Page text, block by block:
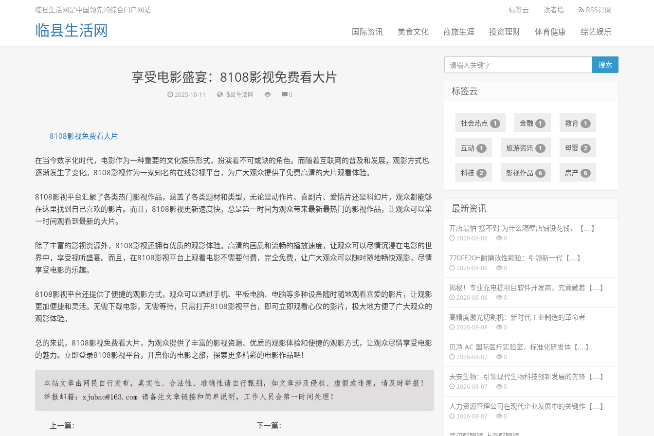
标签云 读者墙 RSS订阅
临县生活网是中国领先的综合门户网站
临县生活网 国际资讯 美食文化 商旅生涯 投资理财 体育健康 综艺娱乐
享受电影盛宴：8108影视免费看大片
2025-10-11 临县生活网 0
8108影视免费看大片
在当今数字化时代，电影作为一种重要的文化娱乐形式，扮演着不可或缺的角色。而随着互联网的普及和发展，观影方式也
逐渐发生了变化。8108影视作为一家知名的在线影视平台，为广大观众提供了免费高清的大片观看体验。
8108影视平台汇聚了各类热门影视作品，涵盖了各类题材和类型，无论是动作片、喜剧片、爱情片还是科幻片，观众都能够
在这里找到自己喜欢的影片。而且，8108影视更新速度快，总是第一时间为观众带来最新最热门的影视作品，让观众可以第
一时间观看到最新的大片。
除了丰富的影视资源外，8108影视还拥有优质的观影体验。高清的画质和流畅的播放速度，让观众可以尽情沉浸在电影的世
界中，享受视听盛宴。而且，在8108影视平台上观看电影不需要付费，完全免费，让广大观众可以随时随地畅快观影，尽情
享受电影的乐趣。
8108影视平台还提供了便捷的观影方式，观众可以通过手机、平板电脑、电脑等多种设备随时随地观看喜爱的影片，让观影
更加便捷和灵活。无需下载电影，无需等待，只需打开8108影视平台，即可立即观看心仪的影片，极大地方便了广大观众的
观影体验。
总的来说，8108影视免费看大片，为观众提供了丰富的影视资源、优质的观影体验和便捷的观影方式，让观众尽情享受电影
的魅力。立即登录8108影视平台，开启你的电影之旅，探索更多精彩的电影作品吧！
上一篇： 下一篇：
搜索
标签云
社会热点 1 金融 1 教育 1
互动 1 旅游资讯 1 母婴 2
科技 2 影视作品 6 房产 6
最新资讯
开店最怕“搜不到”为什么隔壁店铺没花钱，【....】
2026-08-08 0
770FE20H耐磨改性颗粒：引领新一代【....】
2026-08-09 0
揭秘！专业充电桩项目软件开发商，究竟藏着【....】
2026-08-08 0
高精度激光切割机：新时代工业制造的革命者
2026-08-08 0
贝净 AC 国际医疗实验室，标准化研发体【....】
2026-08-07 0
天安生物：引领现代生物科技创新发展的先锋【....】
2026-08-07 0
人力资源管理公司在现代企业发展中的关键作【....】
2026-08-07 0